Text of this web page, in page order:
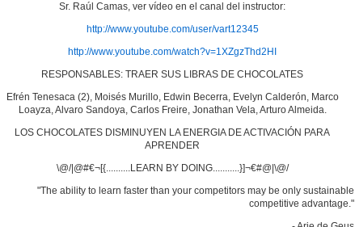
Sr. Raúl Camas, ver vídeo en el canal del instructor:
http://www.youtube.com/user/vart12345
http://www.youtube.com/watch?v=1XZgzThd2HI
RESPONSABLES: TRAER SUS LIBRAS DE CHOCOLATES
Efrén Tenesaca (2), Moisés Murillo, Edwin Becerra, Evelyn Calderón, Marco
Loayza, Alvaro Sandoya, Carlos Freire, Jonathan Vela, Arturo Almeida.
LOS CHOCOLATES DISMINUYEN LA ENERGIA DE ACTIVACIÓN PARA
APRENDER
\@/|@#€¬[{..........LEARN BY DOING...........}]¬€#@|\@/
"The ability to learn faster than your competitors may be only sustainable
competitive advantage."